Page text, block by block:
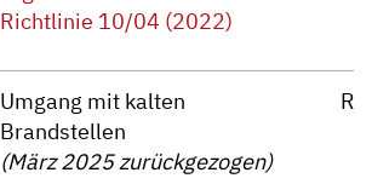
Richtlinie 10/04 (2022)
Umgang mit kalten
Brandstellen
(März 2025 zurückgezogen)